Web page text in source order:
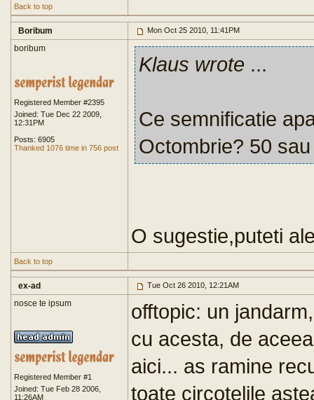
Back to top
Boribum Mon Oct 25 2010, 11:41PM
boribum
Registered Member #2395
Joined: Tue Dec 22 2009,
12:31PM
Posts: 6905
Thanked 1076 time in 756 post
Klaus wrote ...
Ce semnificatie
Octombrie? 50
O sugestie,puteti
Back to top
ex-ad Tue Oct 26 2010, 12:21AM
nosce te ipsum
Registered Member #1
Joined: Tue Feb 28 2006,
11:26AM
offtopic: un
cu acesta, de
aici... as ramine
toate circotelile